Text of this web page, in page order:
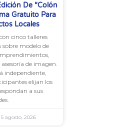
De “Colón
Gratuito Para
Locales
cinco talleres
sobre modelo de
de imagen.
independiente,
elijan los
a sus
5 agosto, 2026